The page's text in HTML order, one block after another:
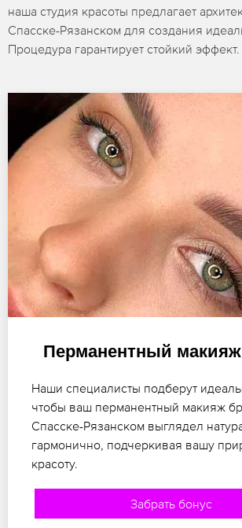
наша студия красоты предлагает
Спасске-Рязанском для создания
Процедура гарантирует стойкий эффект.
Перманентный
Наши специалисты подберут
чтобы ваш перманентный макияж
Спасске-Рязанском выглядел
гармонично, подчеркивая вашу
красоту.
Забрать бонус